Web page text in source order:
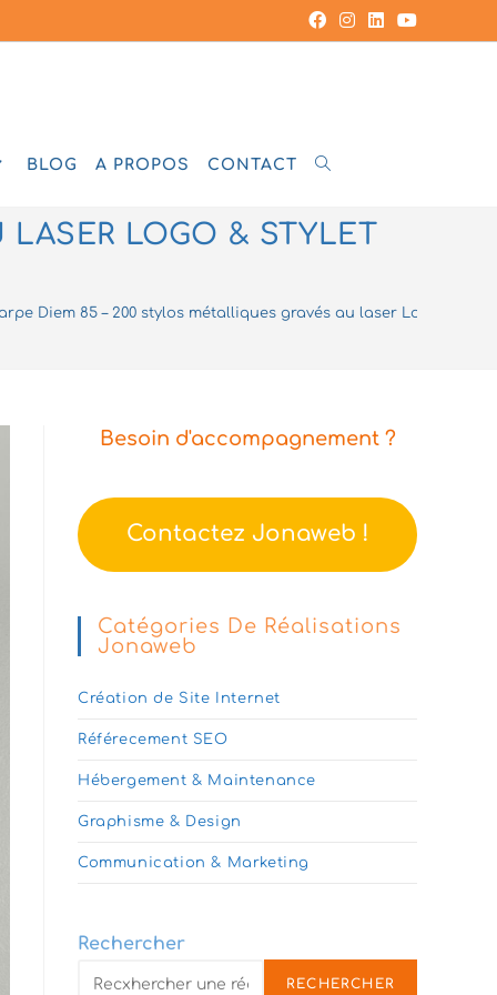
BLOG A PROPOS CONTACT TOGGLE
WEBSITE
LASER LOGO & STYLET
Diem 85 – 200 stylos métalliques gravés au laser Logo &
Besoin d'accompagnement ?
Contactez Jonaweb !
Catégories De Réalisations
Jonaweb
Création de Site Internet
Référecement SEO
Hébergement & Maintenance
Graphisme & Design
Communication & Marketing
Rechercher
RECHERCHER